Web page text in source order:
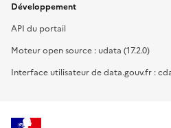
Développement
API du portail
Moteur open source : udata (17.2.0)
Interface utilisateur de data.gouv.fr :